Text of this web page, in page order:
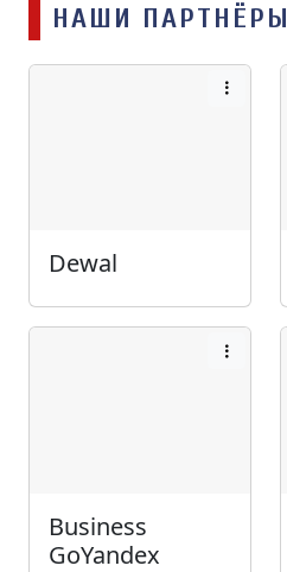
НАШИ ПАРТНЁРЫ
Dewal
Business
GoYandex